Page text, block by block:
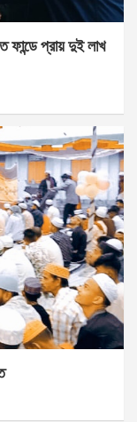
ফান্ডে প্রায় দুই লাখ